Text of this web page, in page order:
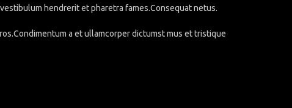
hendrerit et pharetra fames.Consequat netus.
a et ullamcorper dictumst mus et tristique